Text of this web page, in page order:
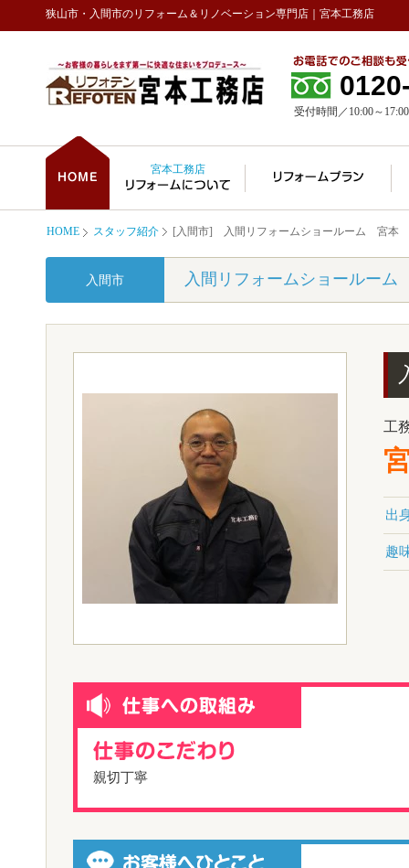
狭山市・入間市のリフォーム＆リノベーション専門店｜宮本工務店
受付時間／10:00～17:00
宮本工務店
HOME スタッフ紹介 [入間市] 入間リフォームショールーム 宮本
入間市 入間リフォームショールーム
工
出
趣
親切丁寧